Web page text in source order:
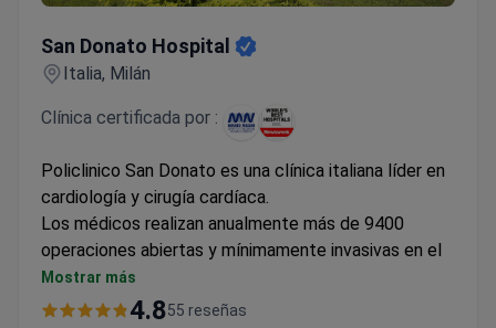
San Donato Hospital
Italia, Milán
Clínica certificada por :
Policlinico San Donato es una clínica italiana líder en
cardiología y cirugía cardíaca.
Los médicos realizan anualmente más de 9400
operaciones abiertas y mínimamente invasivas en el
corazón y los vasos sanguíneos. Es el número más
grande del país.
Mostrar más
4.855 reseñas